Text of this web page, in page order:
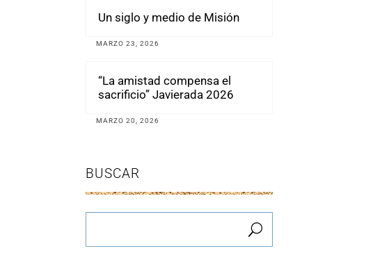
Un siglo y medio de Misión
MARZO 23, 2026
“La amistad compensa el
sacrificio” Javierada 2026
MARZO 20, 2026
BUSCAR